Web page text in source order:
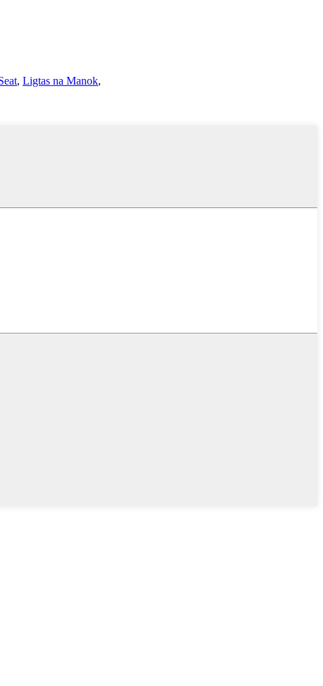
, Ligtas na Manok,